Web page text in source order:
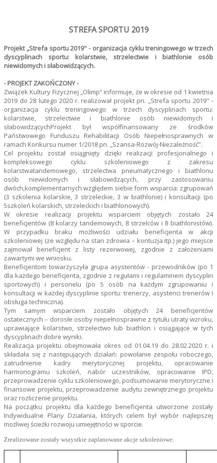
STREFA SPORTU 2019
Projekt „Strefa sportu 2019" - organizacja cyklu treningowego w trzech
dyscyplinach sportu: kolarstwie, strzelectwie i biathlonie osób
niewidomych i słabowidzących.
- PROJEKT ZAKOŃCZONY -
Związek Kultury Fizycznej „Olimp” informuje, że w okresie od 1 kwietnia
2019 do 28 lutego 2020 r. realizował projekt pn. „Strefa sportu 2019" -
organizacja cyklu treningowego w trzech dyscyplinach sportu:
kolarstwie, strzelectwie i biathlonie osób niewidomych i
słabowidzącychProjekt był współfinansowany ze środków
Państwowego Funduszu Rehabilitacji Osób Niepełnosprawnych w
ramach Konkursu numer 1/2018 pn. „Szansa-Rozwój-Niezależność”.
Cel projektu został osiągnięty dzięki realizacji profesjonalnego i
kompleksowego cyklu szkoleniowego z zakresu
kolarstwatandemowego, strzelectwa pneumatycznego i biathlonu
osób niewidomych i słabowidzących, przy zastosowaniu
dwóch,komplementarnych względem siebie form wsparcia: zgrupowań
(3 szkolenia kolarskie, 3 strzeleckie, 3 w biathlonie) i konsultacji (po
5szkoleń kolarskich, strzeleckich i biathlonowych).
W okresie realizacji projektu wsparciem objętych zostało 24
beneficjentów (8 kolarzy tandemowych, 8 strzelców i 8 biathlonistów).
W przypadku braku możliwości udziału beneficjenta w akcji
szkoleniowej (ze względu na stan zdrowia – kontuzja itp.) jego miejsce
zajmował beneficjent z listy rezerwowej, zgodnie z założeniami
zawartymi we wniosku.
Beneficjentom towarzyszyła grupa asystentów - przewodników (po 1
dla każdego beneficjenta, zgodnie z regułami i regulaminem dyscyplin
sportowych) i personelu (po 5 osób na każdym zgrupowaniu i
konsultacji w każdej dyscyplinie sportu: trenerzy, asystenci trenerów i
obsługa techniczna).
Tym samym wsparciem zostało objętych 24 beneficjentów
ostatecznych – dorosłe osoby niepełnosprawne z tytułu utraty wzroku,
uprawiające kolarstwo, strzelectwo lub biathlon i osiągające w tych
dyscyplinach dobre wyniki.
Realizacja projektu obejmowała okres od 01.04.19 do 28.02.2020 r. i
składała się z następujących działań: powołanie zespołu roboczego,
zatrudnienie kadry merytorycznej projektu, opracowanie
harmonogramu szkoleń, nabór uczestników, opracowanie IPD,
przeprowadzenie cyklu szkoleniowego, podsumowanie merytoryczne i
finansowe projektu, przeprowadzenie audytu zewnętrznego projektu
oraz rozliczenie projektu.
Na początku projektu dla każdego beneficjenta utworzone zostały
Indywidualne Plany Działania, których celem był wybór najlepszej
możliwej ścieżki rozwoju umiejętności w sporcie.
Zrealizowane zostały wszystkie zaplanowane akcje szkoleniowe: